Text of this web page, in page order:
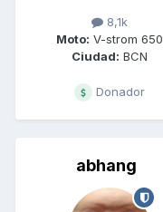
8,1k
Moto: V-strom 650
Ciudad: BCN
Donador
abhang